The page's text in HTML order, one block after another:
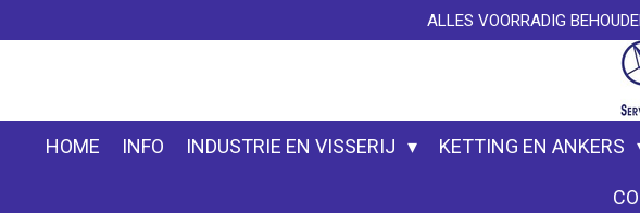
direct
hoofdinhoud
ALLES VOORRADIG
HOME INFO INDUSTRIE EN VISSERIJ KETTING EN ANKERS